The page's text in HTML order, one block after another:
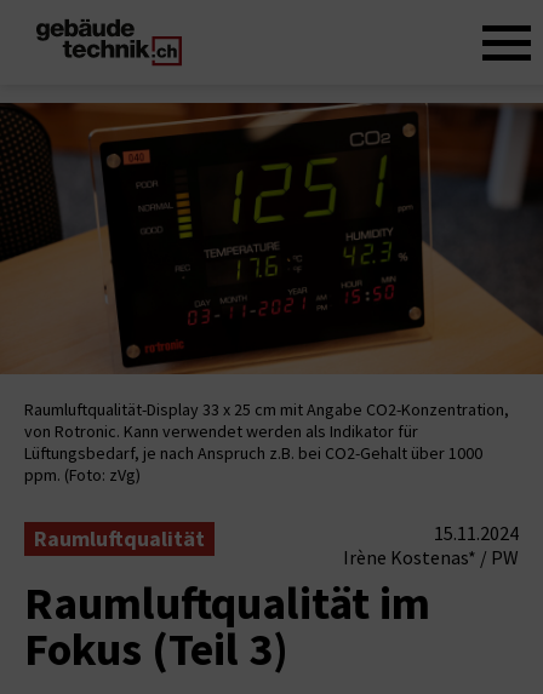
Raumluftqualität-Display 33 x 25 cm mit Angabe CO2-Konzentration,
von Rotronic. Kann verwendet werden als Indikator für
Lüftungsbedarf, je nach Anspruch z.B. bei CO2-Gehalt über 1000
ppm. (Foto: zVg)
Raumluftqualität
15.11.2024
Irène Kostenas* / PW
Raumluftqualität im
Fokus (Teil 3)